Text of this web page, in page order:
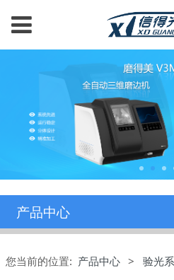
产品中心
您当前的位置: 产品中心 > 验光